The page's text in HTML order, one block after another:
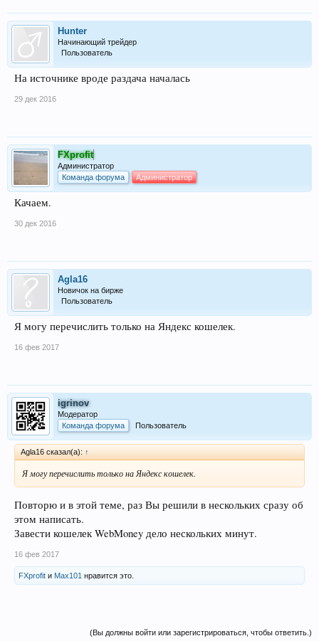
Hunter
Начинающий трейдер
Пользователь
На источнике вроде раздача началась
29 дек 2016
FXprofit
Администратор
Команда форума
Администратор
Качаем.
30 дек 2016
Agla16
Новичок на бирже
Пользователь
Я могу перечислить только на Яндекс кошелек.
16 фев 2017
igrinov
Модератор
Команда форума
Пользователь
Agla16 сказал(а): ↑
Я могу перечислить только на Яндекс кошелек.
Повторю и в этой теме, раз Вы решили в нескольких сразу об
этом написать.
Завести кошелек WebMoney дело нескольких минут.
16 фев 2017
FXprofit и Max101 нравится это.
(Вы должны войти или зарегистрироваться, чтобы ответить.)